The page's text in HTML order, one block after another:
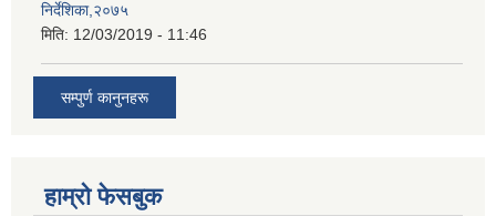
निर्देशिका,२०७५
मिति: 12/03/2019 - 11:46
सम्पुर्ण कानुनहरू
हाम्रो फेसबुक